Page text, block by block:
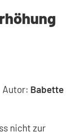
Autor: Babette
nicht zur